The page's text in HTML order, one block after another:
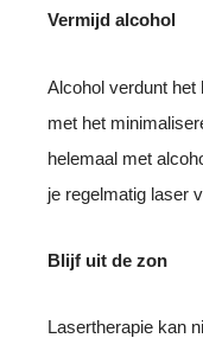
Vermijd alcohol
Alcohol verdunt het
met het
helemaal met
je regelmatig laser
Blijf uit de zon
Lasertherapie kan